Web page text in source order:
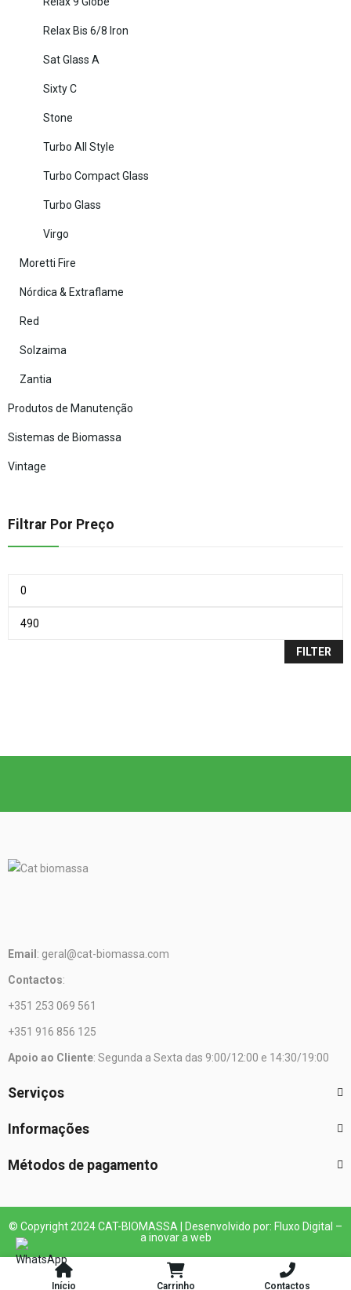
Início Carrinho Contactos
Relax Bis 6/8 Iron
Sat Glass A
Sixty C
Stone
Turbo All Style
Turbo Compact Glass
Turbo Glass
Virgo
Moretti Fire
Nórdica & Extraflame
Red
Solzaima
Zantia
Produtos de Manutenção
Sistemas de Biomassa
Vintage
Filtrar Por Preço
FILTER
Email: geral@cat-biomassa.com
Contactos:
+351 253 069 561
+351 916 856 125
Apoio ao Cliente: Segunda a Sexta das 9:00/12:00 e 14:30/19:00
Serviços
Informações
Métodos de pagamento
© Copyright 2024 CAT-BIOMASSA | Desenvolvido por: Fluxo Digital –
a inovar a web